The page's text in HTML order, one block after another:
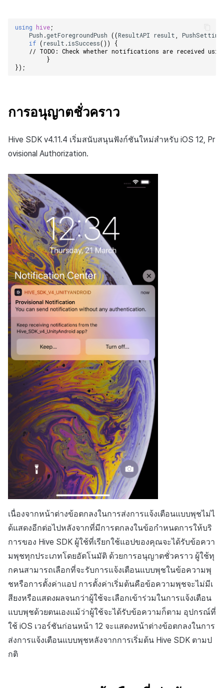
using hive;
Push .getForegroundPush ((ResultAPI result
PushSetting
if (result .isSuccess())
{
// TODO: Check whether notifications are received
}
});
การอนุญาตชั่วคราว
Hive SDK v4.11.4 เริ่มสนับสนุนฟังก์ชันใหม่สำหรับ iOS 12, Pr
ovisional Authorization.
เนื่องจากหน้าต่างข้อตกลงในการส่งการแจ้งเตือนแบบพุชไม่ไ
ด้แสดงอีกต่อไปหลังจากที่มีการตกลงในข้อกำหนดการให้บริ
การของ Hive SDK ผู้ใช้ที่เรียกใช้แอปของคุณจะได้รับข้อควา
มพุชทุกประเภทโดยอัตโนมัติ ด้วยการอนุญาตชั่วคราว ผู้ใช้ทุ
กคนสามารถเลือกที่จะรับการแจ้งเตือนแบบพุชในข้อความพุ
ชหรือการตั้งค่าแอป การตั้งค่าเริ่มต้นคือข้อความพุชจะไม่มีเ
สียงหรือแสดงผลจนกว่าผู้ใช้จะเลือกเข้าร่วมในการแจ้งเตือน
แบบพุชด้วยตนเองแม้ว่าผู้ใช้จะได้รับข้อความก็ตาม อุปกรณ์ที่
ใช้ iOS เวอร์ชันก่อนหน้า 12 จะแสดงหน้าต่างข้อตกลงในการ
ส่งการแจ้งเตือนแบบพุชหลังจากการเริ่มต้น Hive SDK ตามป
กติ